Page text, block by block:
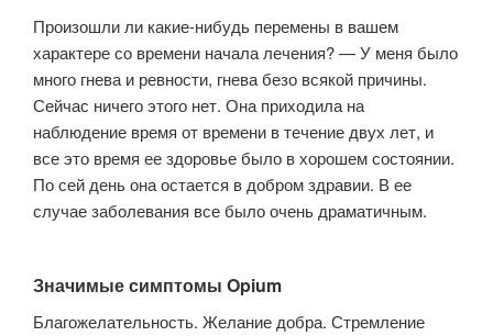
Произошли ли какие-нибудь перемены в вашем
характере со времени начала лечения? — У меня было
много гнева и ревности, гнева безо всякой причины.
Сейчас ничего этого нет. Она приходила на
наблюдение время от времени в течение двух лет, и
все это время ее здоровье было в хорошем состоянии.
По сей день она остается в добром здравии. В ее
случае заболевания все было очень драматичным.
Значимые симптомы Opium
Благожелательность. Желание добра. Стремление